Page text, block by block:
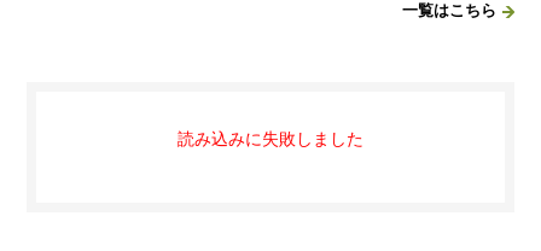
一覧はこちら
読み込みに失敗しました